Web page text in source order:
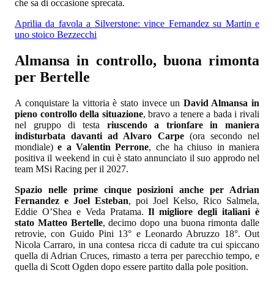
che sa di occasione sprecata.
Aprilia da favola a Silverstone: vince Fernandez su Martin e
uno stoico Bezzecchi
Almansa in controllo, buona rimonta
per Bertelle
A conquistare la vittoria è stato invece un David Almansa in
pieno controllo della situazione, bravo a tenere a bada i rivali
nel gruppo di testa riuscendo a trionfare in maniera
indisturbata davanti ad Alvaro Carpe(ora secondo nel
mondiale)e a Valentin Perrone, che ha chiuso in maniera
positiva il weekend in cui è stato annunciato il suo approdo nel
team MSi Racing per il 2027.
Spazio nelle prime cinque posizioni anche per Adrian
Fernandez e Joel Esteban, poi Joel Kelso, Rico Salmela,
Eddie O’Shea e Veda Pratama. Il migliore degli italiani è
stato Matteo Bertelle, decimo dopo una buona rimonta dalle
retrovie, con Guido Pini 13° e Leonardo Abruzzo 18°. Out
Nicola Carraro, in una contesa ricca di cadute tra cui spiccano
quella di Adrian Cruces, rimasto a terra per parecchio tempo, e
quella di Scott Ogden dopo essere partito dalla pole position.